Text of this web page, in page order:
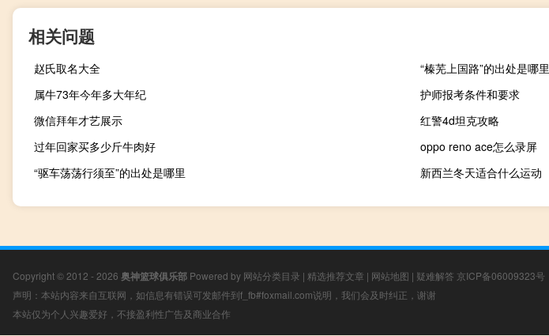
相关问题
赵氏取名大全
“榛芜上国路”的出处是哪里
属牛73年今年多大年纪
护师报考条件和要求
微信拜年才艺展示
红警4d坦克攻略
过年回家买多少斤牛肉好
oppo reno ace怎么录屏
“驱车荡荡行须至”的出处是哪里
新西兰冬天适合什么运动
Copyright © 2012 - 2026 奥神篮球俱乐部 Powered by 网站分类目录 | 精选推荐文章 | 网站地图 | 疑难解答 京ICP备06009323号
声明：本站内容来自互联网，如信息有错误可发邮件到f_fb#foxmail.com说明，我们会及时纠正，谢谢
本站仅为个人兴趣爱好，不接盈利性广告及商业合作